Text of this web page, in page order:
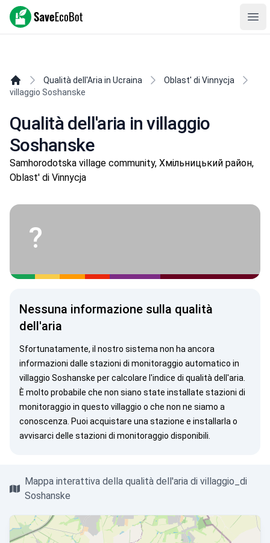
SaveEcoBot
Qualità dell'Aria in Ucraina
Oblast' di Vinnycja
villaggio Soshanske
Qualità dell'aria in villaggio
Soshanske
Samhorodotska village community, Хмільницький район,
Oblast' di Vinnycja
?
Nessuna informazione sulla qualità
dell'aria
Sfortunatamente, il nostro sistema non ha ancora
informazioni dalle stazioni di monitoraggio automatico in
villaggio Soshanske per calcolare l'indice di qualità dell'aria.
È molto probabile che non siano state installate stazioni di
monitoraggio in questo villaggio o che non ne siamo a
conoscenza. Puoi acquistare una stazione e installarla o
avvisarci delle stazioni di monitoraggio disponibili.
Mappa interattiva della qualità dell'aria di villaggio_di
Soshanske